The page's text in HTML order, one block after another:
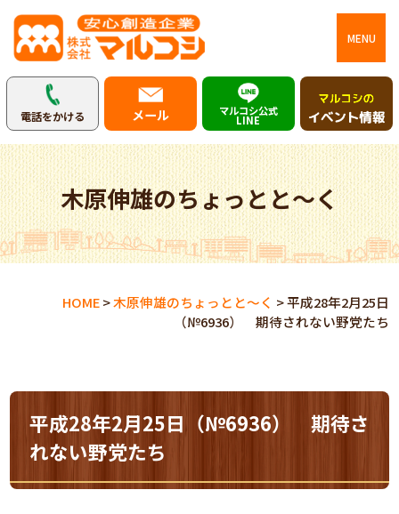
MENU
電話をかける メール マルコシ公式
LINE
木原伸雄のちょっとと～く
HOME>木原伸雄のちょっとと～く >平成28年2月25日
（№6936） 期待されない野党たち
平成28年2月25日（№6936） 期待さ
れない野党たち